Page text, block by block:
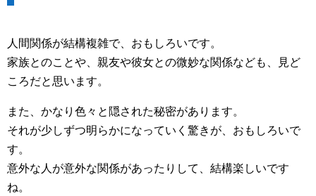
人間関係が結構複雑で、おもしろいです。
家族とのことや、親友や彼女との微妙な関係なども、見ど
ころだと思います。
また、かなり色々と隠された秘密があります。
それが少しずつ明らかになっていく驚きが、おもしろいで
す。
意外な人が意外な関係があったりして、結構楽しいです
ね。